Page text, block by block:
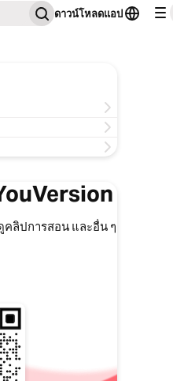
ดาวน์โหลดแอป
ลิปการสอน และอื่น ๆ